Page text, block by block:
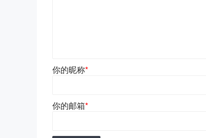
你的昵称*
你的邮箱*